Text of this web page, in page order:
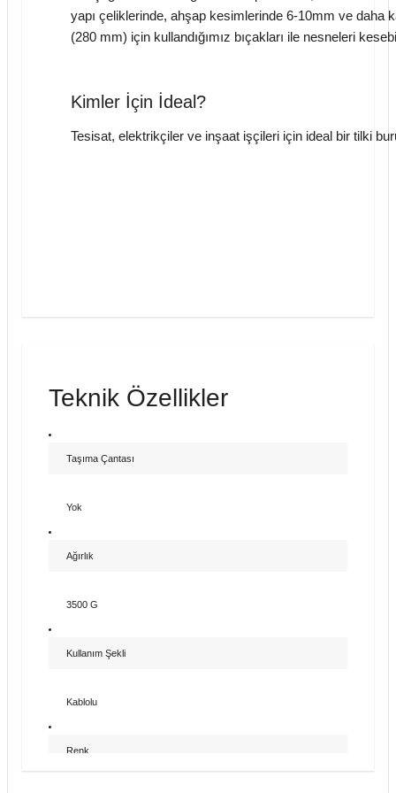
yapı çeliklerinde, ahşap kesimlerinde 6-10mm ve daha
(280 mm) için kullandığımız bıçakları ile nesneleri
Kimler İçin İdeal?
Tesisat, elektrikçiler ve inşaat işçileri için ideal bir tilki
Teknik Özellikler
Taşıma Çantası
Yok
Ağırlık
3500 G
Kullanım Şekli
Kablolu
Renk